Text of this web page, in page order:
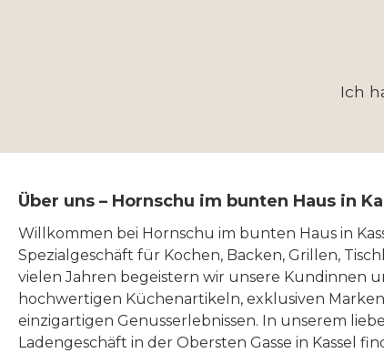
Ich
Über uns – Hornschu im bunten Haus in
Willkommen bei Hornschu im bunten Haus in
Spezialgeschäft für Kochen, Backen, Grillen,
vielen Jahren begeistern wir unsere Kundinnen
hochwertigen Küchenartikeln, exklusiven
einzigartigen Genusserlebnissen. In unserem
Ladengeschäft in der Obersten Gasse in Kassel